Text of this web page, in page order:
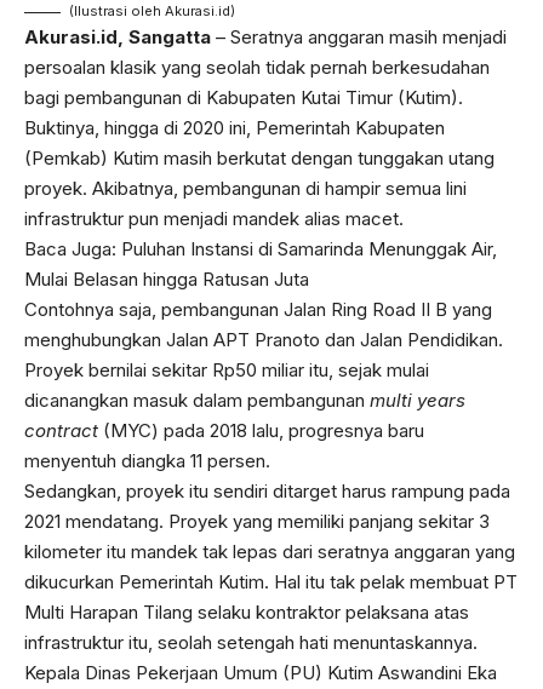
(Ilustrasi oleh Akurasi.id)
Akurasi.id, Sangatta – Seratnya anggaran masih menjadi
persoalan klasik yang seolah tidak pernah berkesudahan
bagi pembangunan di Kabupaten Kutai Timur (Kutim).
Buktinya, hingga di 2020 ini, Pemerintah Kabupaten
(Pemkab) Kutim masih berkutat dengan tunggakan utang
proyek. Akibatnya, pembangunan di hampir semua lini
infrastruktur pun menjadi mandek alias macet.
Baca Juga: Puluhan Instansi di Samarinda Menunggak Air,
Mulai Belasan hingga Ratusan Juta
Contohnya saja, pembangunan Jalan Ring Road II B yang
menghubungkan Jalan APT Pranoto dan Jalan Pendidikan.
Proyek bernilai sekitar Rp50 miliar itu, sejak mulai
dicanangkan masuk dalam pembangunan multi years
contract (MYC) pada 2018 lalu, progresnya baru
menyentuh diangka 11 persen.
Sedangkan, proyek itu sendiri ditarget harus rampung pada
2021 mendatang. Proyek yang memiliki panjang sekitar 3
kilometer itu mandek tak lepas dari seratnya anggaran yang
dikucurkan Pemerintah Kutim. Hal itu tak pelak membuat PT
Multi Harapan Tilang selaku kontraktor pelaksana atas
infrastruktur itu, seolah setengah hati menuntaskannya.
Kepala Dinas Pekerjaan Umum (PU) Kutim Aswandini Eka